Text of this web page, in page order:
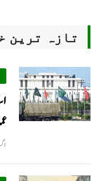
تازہ ترین